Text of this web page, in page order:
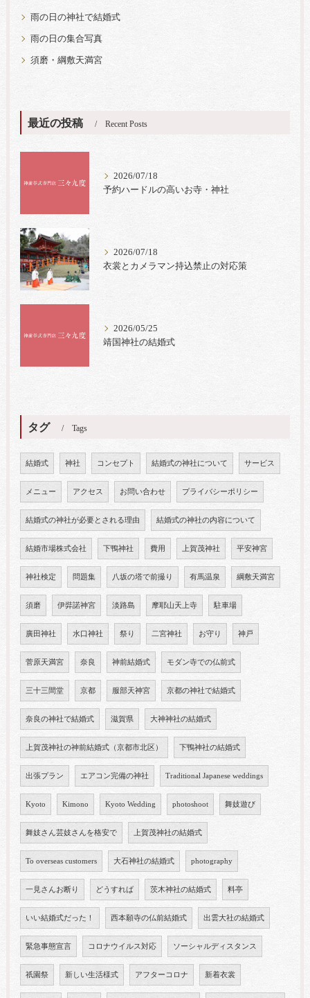
雨の日の神社で結婚式
雨の日の集合写真
須磨・綱敷天満宮
最近の投稿 Recent Posts
2026/07/18
予約ハードルの高いお寺・神社
2026/07/18
衣裳とカメラマン持込禁止の対応策
2026/05/25
靖国神社の結婚式
タグ Tags
結婚式 神社 コンセプト 結婚式の神社について サービス
メニュー アクセス お問い合わせ プライバシーポリシー
結婚式の神社が必要とされる理由 結婚式の神社の内容について
結婚市場株式会社 下鴨神社 費用 上賀茂神社 平安神宮
神社検定 問題集 八坂の塔で前撮り 有馬温泉 綱敷天満宮
須磨 伊弉諾神宮 淡路島 摩耶山天上寺 駐車場
廣田神社 水口神社 祭り 二宮神社 お守り 神戸
菅原天満宮 奈良 神前結婚式 モダン寺での仏前式
三十三間堂 京都 服部天神宮 京都の神社で結婚式
奈良の神社で結婚式 滋賀県 大神神社の結婚式
上賀茂神社の神前結婚式（京都市北区） 下鴨神社の結婚式
出張プラン エアコン完備の神社 Traditional Japanese weddings
Kyoto Kimono Kyoto Wedding photoshoot 舞妓遊び
舞妓さん芸妓さんを格安で 上賀茂神社の結婚式
To overseas customers 大石神社の結婚式 photography
一見さんお断り どうすれば 茨木神社の結婚式 料亭
いい結婚式だった！ 西本願寺の仏前結婚式 出雲大社の結婚式
緊急事態宣言 コロナウイルス対応 ソーシャルディスタンス
祇園祭 新しい生活様式 アフターコロナ 新着衣裳